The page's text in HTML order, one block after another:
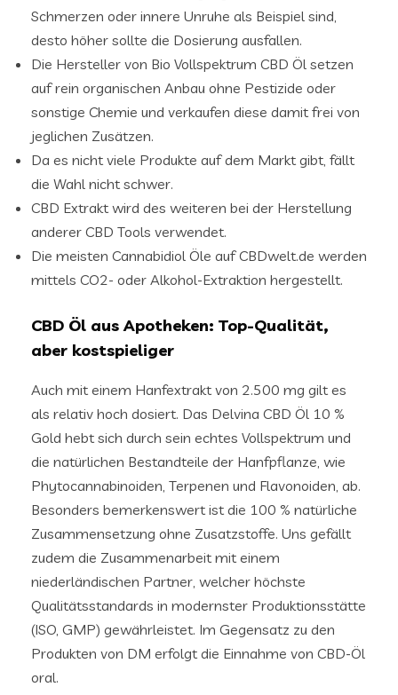
Schmerzen oder innere Unruhe als Beispiel sind,
desto höher sollte die Dosierung ausfallen.
Die Hersteller von Bio Vollspektrum CBD Öl setzen
auf rein organischen Anbau ohne Pestizide oder
sonstige Chemie und verkaufen diese damit frei von
jeglichen Zusätzen.
Da es nicht viele Produkte auf dem Markt gibt, fällt
die Wahl nicht schwer.
CBD Extrakt wird des weiteren bei der Herstellung
anderer CBD Tools verwendet.
Die meisten Cannabidiol Öle auf CBDwelt.de werden
mittels CO2- oder Alkohol-Extraktion hergestellt.
CBD Öl aus Apotheken: Top-Qualität,
aber kostspieliger
Auch mit einem Hanfextrakt von 2.500 mg gilt es
als relativ hoch dosiert. Das Delvina CBD Öl 10 %
Gold hebt sich durch sein echtes Vollspektrum und
die natürlichen Bestandteile der Hanfpflanze, wie
Phytocannabinoiden, Terpenen und Flavonoiden, ab.
Besonders bemerkenswert ist die 100 % natürliche
Zusammensetzung ohne Zusatzstoffe. Uns gefällt
zudem die Zusammenarbeit mit einem
niederländischen Partner, welcher höchste
Qualitätsstandards in modernster Produktionsstätte
(ISO, GMP) gewährleistet. Im Gegensatz zu den
Produkten von DM erfolgt die Einnahme von CBD-Öl
oral.